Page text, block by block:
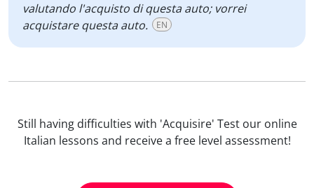
valutando l'acquisto di questa auto; vorrei
acquistare questa auto.
EN
Still having difficulties with 'Acquisire' Test our online
Italian lessons and receive a free level assessment!